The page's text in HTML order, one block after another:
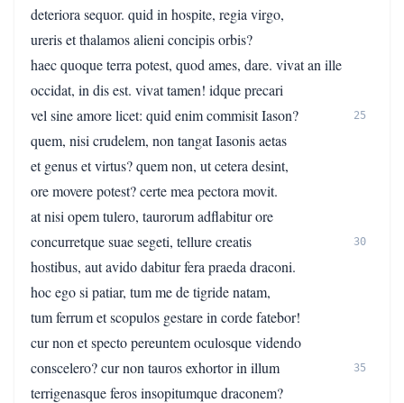
deteriora sequor. quid in hospite, regia virgo,
ureris et thalamos alieni concipis orbis?
haec quoque terra potest, quod ames, dare. vivat an ille
occidat, in dis est. vivat tamen! idque precari
vel sine amore licet: quid enim commisit Iason?
25
quem, nisi crudelem, non tangat Iasonis aetas
et genus et virtus? quem non, ut cetera desint,
ore movere potest? certe mea pectora movit.
at nisi opem tulero, taurorum adflabitur ore
concurretque suae segeti, tellure creatis
30
hostibus, aut avido dabitur fera praeda draconi.
hoc ego si patiar, tum me de tigride natam,
tum ferrum et scopulos gestare in corde fatebor!
cur non et specto pereuntem oculosque videndo
conscelero? cur non tauros exhortor in illum
35
terrigenasque feros insopitumque draconem?